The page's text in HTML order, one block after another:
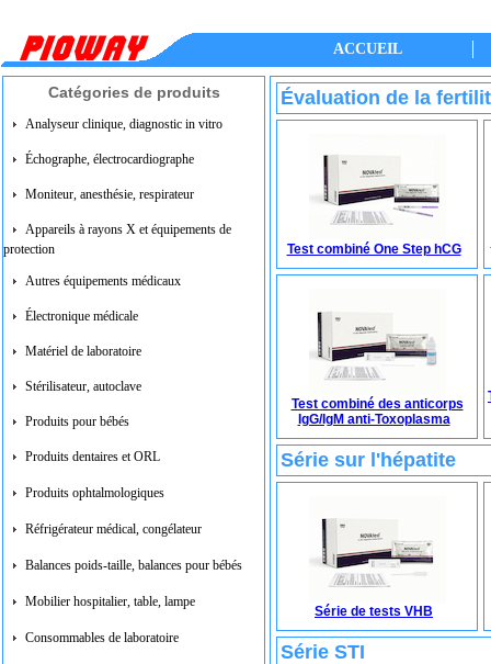
ACCUEIL
Catégories de produits
Analyseur clinique, diagnostic in vitro
Échographe, électrocardiographe
Moniteur, anesthésie, respirateur
Appareils à rayons X et équipements de
protection
Autres équipements médicaux
Électronique médicale
Matériel de laboratoire
Stérilisateur, autoclave
Produits pour bébés
Produits dentaires et ORL
Produits ophtalmologiques
Réfrigérateur médical, congélateur
Balances poids-taille, balances pour bébés
Mobilier hospitalier, table, lampe
Consommables de laboratoire
Évaluation de la
Test combiné One Step hCG
Test combiné des anticorps
IgG/IgM anti-Toxoplasma
Série sur l'hépatite
Série de tests VHB
Série STI